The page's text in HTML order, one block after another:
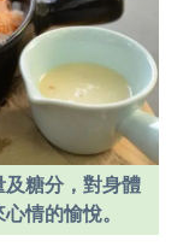
糖分，對身體
情的愉悅。